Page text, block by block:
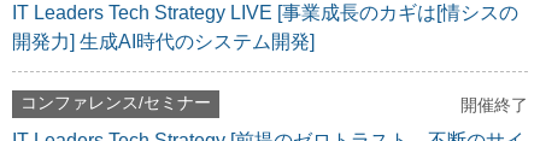
IT Leaders Tech Strategy LIVE [事業成長のカギは[情シスの
開発力] 生成AI時代のシステム開発]
コンファレンス/セミナー 開催終了